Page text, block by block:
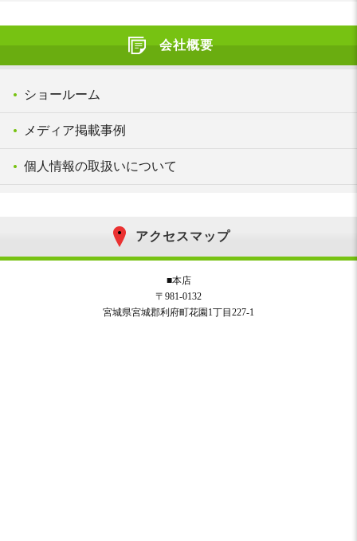
会社概要
ショールーム
メディア掲載事例
個人情報の取扱いについて
アクセスマップ
■本店
〒981-0132
宮城県宮城郡利府町花園1丁目227-1